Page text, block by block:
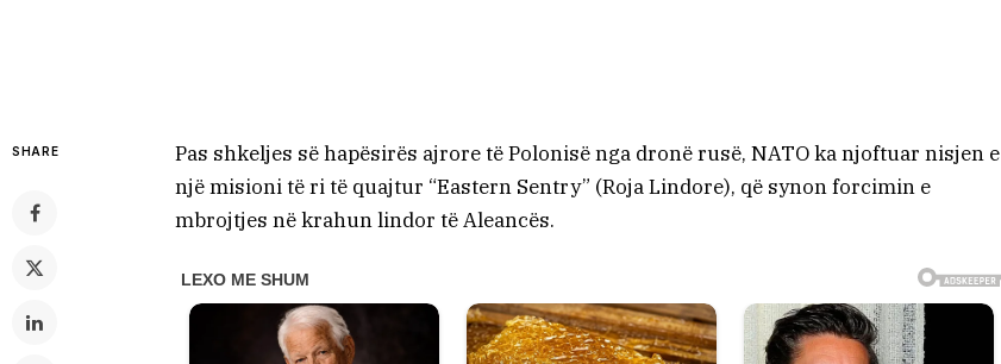
SHARE
Pas shkeljes së hapësirës ajrore të Polonisë nga dronë rusë, NATO ka njoftuar nisjen e
një misioni të ri të quajtur “Eastern Sentry” (Roja Lindore), që synon forcimin e
mbrojtjes në krahun lindor të Aleancës.